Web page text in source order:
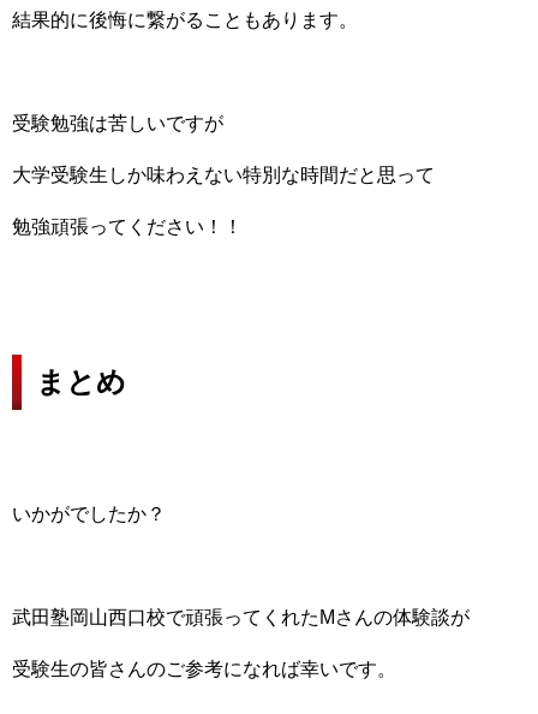
結果的に後悔に繋がることもあります。
受験勉強は苦しいですが
大学受験生しか味わえない特別な時間だと思って
勉強頑張ってください！！
まとめ
いかがでしたか？
武田塾岡山西口校で頑張ってくれたMさんの体験談が
受験生の皆さんのご参考になれば幸いです。